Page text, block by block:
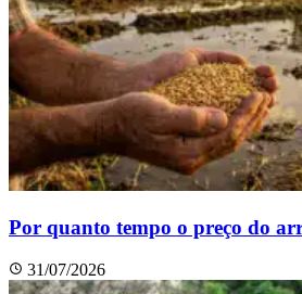
Por quanto tempo o preço do
31/07/2026